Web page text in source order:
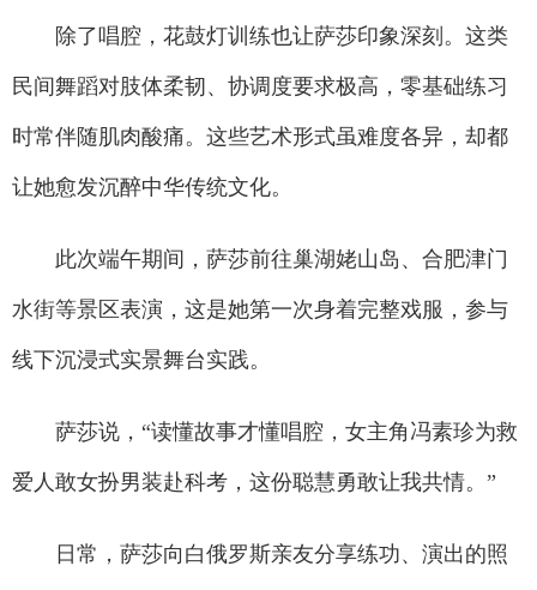
除了唱腔，花鼓灯训练也让萨莎印象深刻。这类
民间舞蹈对肢体柔韧、协调度要求极高，零基础练习
时常伴随肌肉酸痛。这些艺术形式虽难度各异，却都
让她愈发沉醉中华传统文化。
此次端午期间，萨莎前往巢湖姥山岛、合肥津门
水街等景区表演，这是她第一次身着完整戏服，参与
线下沉浸式实景舞台实践。
萨莎说，“读懂故事才懂唱腔，女主角冯素珍为救
爱人敢女扮男装赴科考，这份聪慧勇敢让我共情。”
日常，萨莎向白俄罗斯亲友分享练功、演出的照